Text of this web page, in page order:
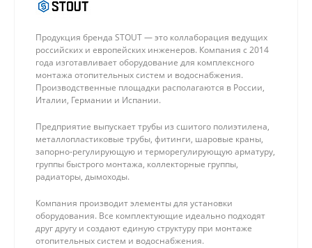
Продукция бренда STOUT — это коллаборация ведущих
российских и европейских инженеров. Компания с 2014
года изготавливает оборудование для комплексного
монтажа отопительных систем и водоснабжения.
Производственные площадки располагаются в России,
Италии, Германии и Испании.
Предприятие выпускает трубы из сшитого полиэтилена,
металлопластиковые трубы, фитинги, шаровые краны,
запорно-регулирующую и терморегулирующую арматуру,
группы быстрого монтажа, коллекторные группы,
радиаторы, дымоходы.
Компания производит элементы для установки
оборудования. Все комплектующие идеально подходят
друг другу и создают единую структуру при монтаже
отопительных систем и водоснабжения.